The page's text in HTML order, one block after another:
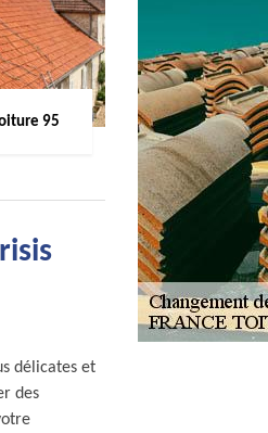
95
délicates et
des